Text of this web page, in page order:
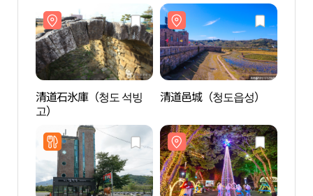
清道石氷庫（청도 석빙
고）
清道邑城（청도읍성）